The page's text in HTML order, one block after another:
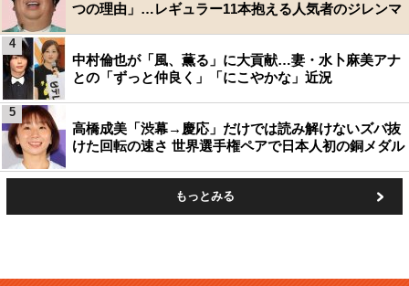
つの理由」…レギュラー11本抱える人気者のジレンマ
中村倫也が「風、薫る」に大貢献…妻・水卜麻美アナ
との「ずっと仲良く」「にこやかな」近況
4
高橋成美「渋幕→慶応」だけでは読み解けないズバ抜
けた回転の速さ 世界選手権ペアで日本人初の銅メダル
5
もっとみる